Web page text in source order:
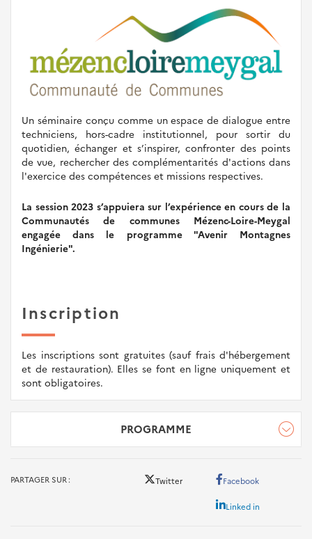
Un séminaire conçu comme un espace de dialogue entre
techniciens, hors-cadre institutionnel, pour sortir du
quotidien, échanger et s’inspirer, confronter des points
de vue, rechercher des complémentarités d'actions dans
l'exercice des compétences et missions respectives.
La session 2023 s’appuiera sur l’expérience en cours de la
Communautés de communes Mézenc-Loire-Meygal
engagée dans le programme "Avenir Montagnes
Ingénierie".
Inscription
Les inscriptions sont gratuites (sauf frais d'hébergement
et de restauration). Elles se font en ligne uniquement et
sont obligatoires.
PROGRAMME
PARTAGER SUR Twitter Facebook
Linked in